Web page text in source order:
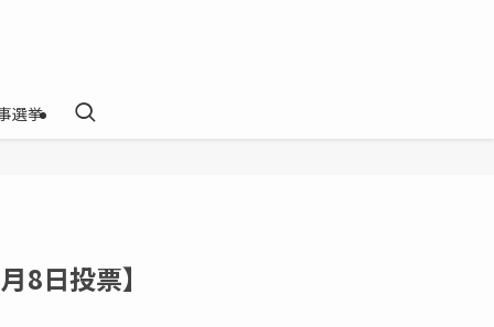
選挙
8日投票】